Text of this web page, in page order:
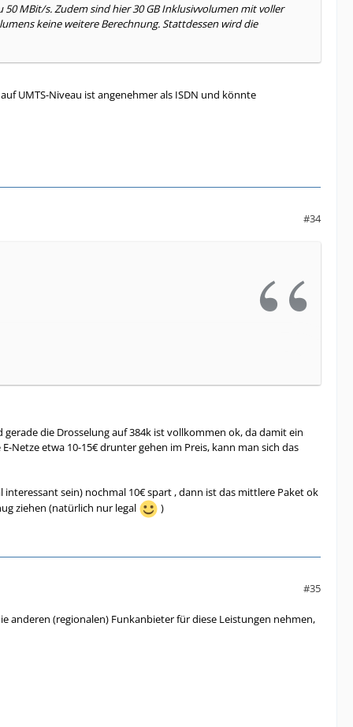
MBit/s. Zudem sind hier 30 GB Inklusivvolumen mit voller
keine weitere Berechnung. Stattdessen wird die
UMTS-Niveau ist angenehmer als ISDN und könnte
#34
die Drosselung auf 384k ist vollkommen ok, da damit ein
Netze etwa 10-15€ drunter gehen im Preis, kann man sich das
sein) nochmal 10€ spart , dann ist das mittlere Paket ok
ziehen (natürlich nur legal
)
#35
anderen (regionalen) Funkanbieter für diese Leistungen nehmen,